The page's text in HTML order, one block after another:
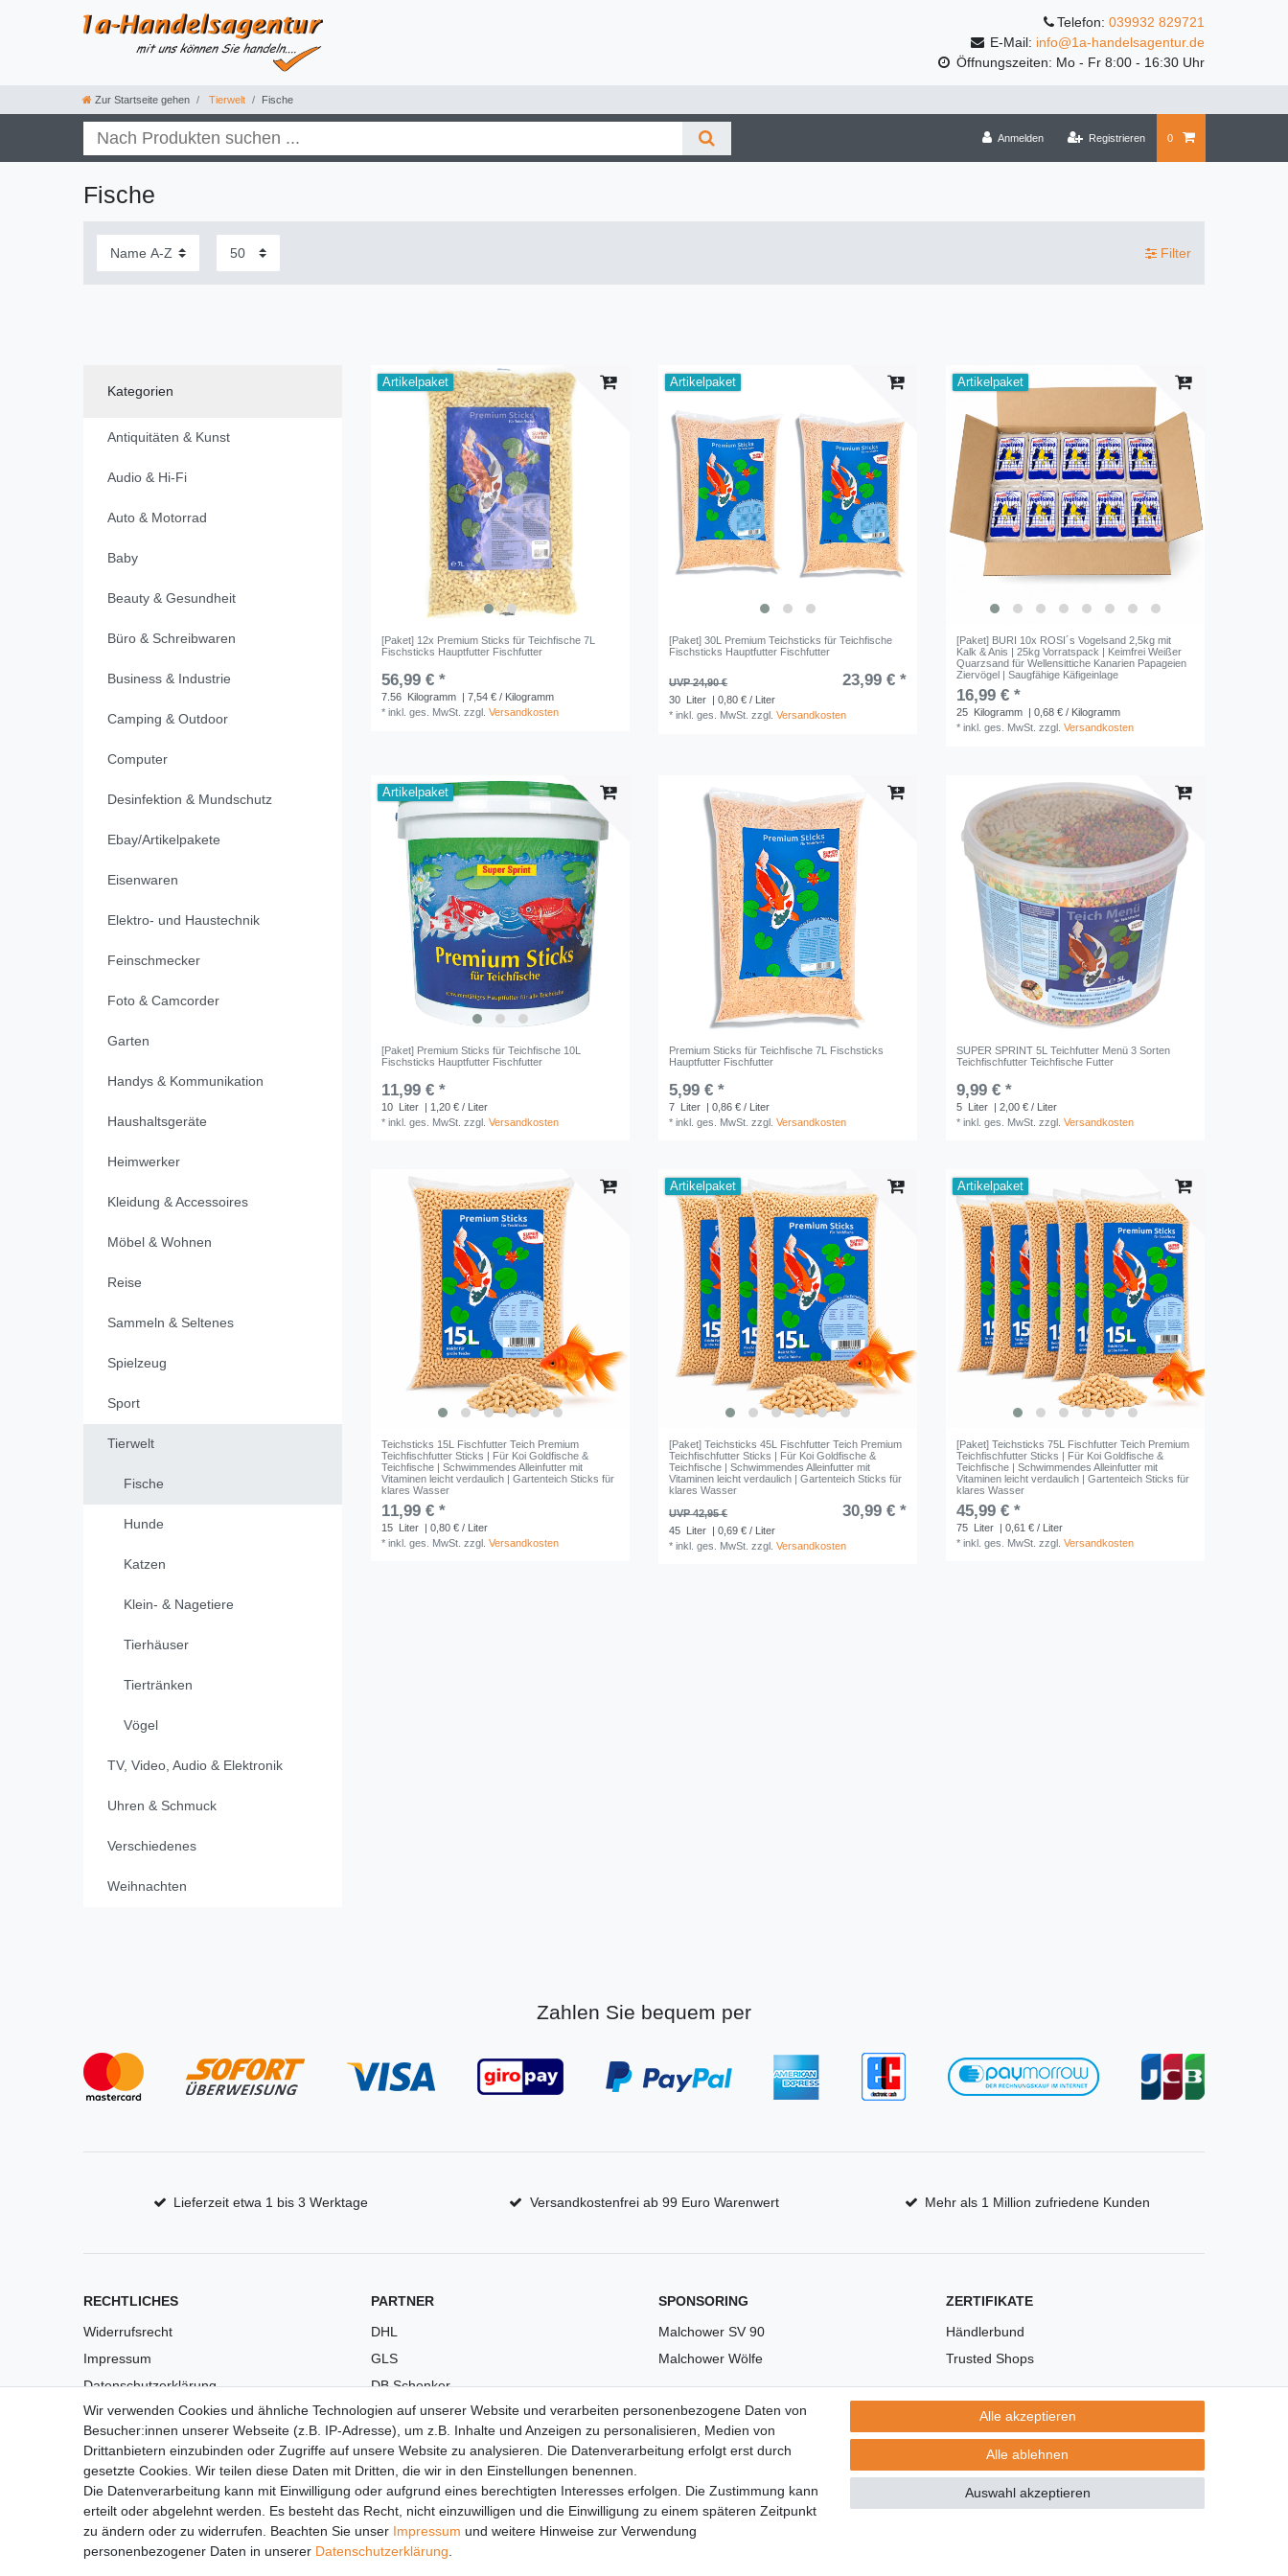
Telefon: 039932 829721
E-Mail: info@1a-handelsagentur.de
Öffnungszeiten: Mo - Fr 8:00 - 16:30 Uhr
Zur Startseite gehen Tierwelt Fische
Anmelden Registrieren 0
Fische
Filter
Kategorien
Antiquitäten & Kunst
Audio & Hi-Fi
Auto & Motorrad
Baby
Beauty & Gesundheit
Büro & Schreibwaren
Business & Industrie
Camping & Outdoor
Computer
Desinfektion & Mundschutz
Ebay/Artikelpakete
Eisenwaren
Elektro- und Haustechnik
Feinschmecker
Foto & Camcorder
Garten
Handys & Kommunikation
Haushaltsgeräte
Heimwerker
Kleidung & Accessoires
Möbel & Wohnen
Reise
Sammeln & Seltenes
Spielzeug
Sport
Tierwelt
Fische
Hunde
Katzen
Klein- & Nagetiere
Tierhäuser
Tiertränken
Vögel
TV, Video, Audio & Elektronik
Uhren & Schmuck
Verschiedenes
Weihnachten
Artikelpaket
[Paket] 12x Premium Sticks für Teichfische 7L
Fischsticks Hauptfutter Fischfutter
56,99 € *
7.56 Kilogramm
| 7,54 € / Kilogramm
*inkl. ges. MwSt. zzgl.Versandkosten
Artikelpaket
[Paket] 30L Premium Teichsticks für Teichfische
Fischsticks Hauptfutter Fischfutter
UVP 24,90 € 23,99 € *
30 Liter
| 0,80 € / Liter
*inkl. ges. MwSt. zzgl.Versandkosten
Artikelpaket
[Paket] BURI 10x ROSI´s Vogelsand 2,5kg mit
Kalk & Anis | 25kg Vorratspack | Keimfrei Weißer
Quarzsand für Wellensittiche Kanarien Papageien
Ziervögel | Saugfähige Käfigeinlage
16,99 € *
25 Kilogramm
| 0,68 € / Kilogramm
*inkl. ges. MwSt. zzgl.Versandkosten
Artikelpaket
[Paket] Premium Sticks für Teichfische 10L
Fischsticks Hauptfutter Fischfutter
11,99 € *
10 Liter | 1,20 € / Liter
*inkl. ges. MwSt. zzgl.Versandkosten
Premium Sticks für Teichfische 7L Fischsticks
Hauptfutter Fischfutter
5,99 € *
7 Liter | 0,86 € / Liter
*inkl. ges. MwSt. zzgl.Versandkosten
SUPER SPRINT 5L Teichfutter Menü 3 Sorten
Teichfischfutter Teichfische Futter
9,99 € *
5 Liter | 2,00 € / Liter
*inkl. ges. MwSt. zzgl.Versandkosten
Teichsticks 15L Fischfutter Teich Premium
Teichfischfutter Sticks | Für Koi Goldfische &
Teichfische | Schwimmendes Alleinfutter mit
Vitaminen leicht verdaulich | Gartenteich Sticks für
klares Wasser
11,99 € *
15 Liter
| 0,80 € / Liter
*inkl. ges. MwSt. zzgl.Versandkosten
Artikelpaket
[Paket] Teichsticks 45L Fischfutter Teich Premium
Teichfischfutter Sticks | Für Koi Goldfische &
Teichfische | Schwimmendes Alleinfutter mit
Vitaminen leicht verdaulich | Gartenteich Sticks für
klares Wasser
UVP 42,95 €
30,99 € *
45 Liter
| 0,69 € / Liter
*inkl. ges. MwSt. zzgl.Versandkosten
Artikelpaket
[Paket] Teichsticks 75L Fischfutter Teich Premium
Teichfischfutter Sticks | Für Koi Goldfische &
Teichfische | Schwimmendes Alleinfutter mit
Vitaminen leicht verdaulich | Gartenteich Sticks für
klares Wasser
45,99 € *
75 Liter
| 0,61 € / Liter
*inkl. ges. MwSt. zzgl.Versandkosten
Zahlen Sie bequem per
Lieferzeit etwa 1 bis 3 Werktage Versandkostenfrei ab 99 Euro Warenwert Mehr als 1 Million zufriedene Kunden
RECHTLICHES
Widerrufsrecht
Impressum
Datenschutzerklärung
AGB
Versandkosten
Barrierefreiheit
Anleitungen
Vertrag widerrufen
PARTNER
DHL
GLS
DB Schenker
PaketPLUS
SPONSORING
Malchower SV 90
Malchower Wölfe
ZERTIFIKATE
Händlerbund
Trusted Shops
Wir verwenden Cookies und ähnliche Technologien auf unserer Website und verarbeiten personenbezogene Daten von
Besucher:innen unserer Webseite (z.B. IP-Adresse), um z.B. Inhalte und Anzeigen zu personalisieren, Medien von
Drittanbietern einzubinden oder Zugriffe auf unsere Website zu analysieren. Die Datenverarbeitung erfolgt erst durch
gesetzte Cookies. Wir teilen diese Daten mit Dritten, die wir in den Einstellungen benennen.
Die Datenverarbeitung kann mit Einwilligung oder aufgrund eines berechtigten Interesses erfolgen. Die Zustimmung kann
erteilt oder abgelehnt werden. Es besteht das Recht, nicht einzuwilligen und die Einwilligung zu einem späteren Zeitpunkt
zu ändern oder zu widerrufen. Beachten Sie unser Impressum und weitere Hinweise zur Verwendung
personenbezogener Daten in unserer Daten­schutz­erklärung
Alle akzeptieren
Alle ablehnen
Auswahl akzeptieren